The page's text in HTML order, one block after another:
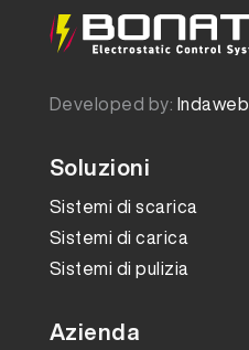
Developed by: Indaweb
Soluzioni
Sistemi di scarica
Sistemi di carica
Sistemi di pulizia
Azienda